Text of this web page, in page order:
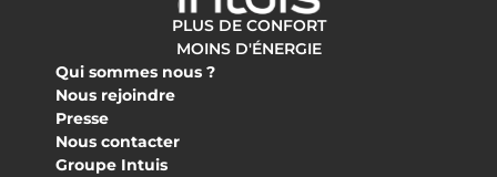
PLUS DE CONFORT
MOINS D'ÉNERGIE
Qui sommes nous ?
Nous rejoindre
Presse
Nous contacter
Groupe Intuis